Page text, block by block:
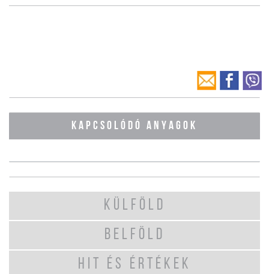
KAPCSOLÓDÓ ANYAGOK
KÜLFÖLD
BELFÖLD
HIT ÉS ÉRTÉKEK